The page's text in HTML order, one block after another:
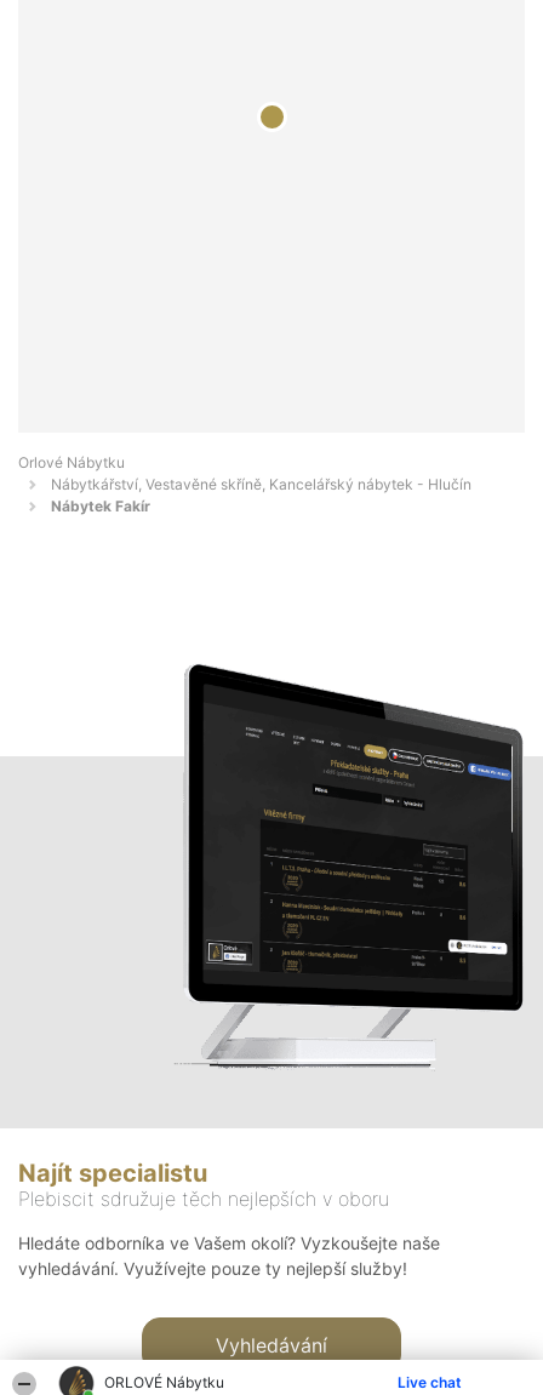
ORLOVÉ Nábytku Live chat
Orlové Nábytku
Nábytkářství, Vestavěné skříně, Kancelářský nábytek - Hlučín
Nábytek Fakír
Najít specialistu
Plebiscit sdružuje těch nejlepších v oboru
Hledáte odborníka ve Vašem okolí? Vyzkoušejte naše
vyhledávání. Využívejte pouze ty nejlepší služby!
Vyhledávání